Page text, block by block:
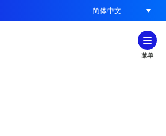
简体中文
菜单